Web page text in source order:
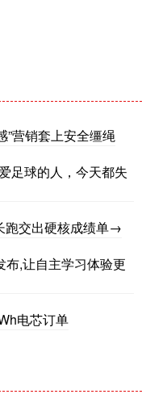
”营销套上安全缰绳
足球的人，今天都失
跑交出硬核成绩单→
,​让自主学习体验更
电芯订单